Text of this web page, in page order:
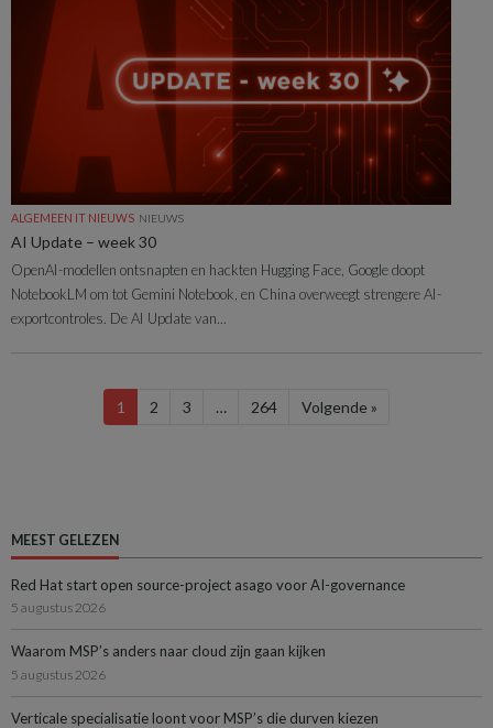
ALGEMEEN IT NIEUWS NIEUWS
AI Update – week 30
OpenAI-modellen ontsnapten en hackten Hugging Face, Google doopt
NotebookLM om tot Gemini Notebook, en China overweegt strengere AI-
exportcontroles. De AI Update van...
1 2 3 … 264 Volgende »
MEEST GELEZEN
Red Hat start open source-project asago voor AI-governance
5 augustus 2026
Waarom MSP’s anders naar cloud zijn gaan kijken
5 augustus 2026
Verticale specialisatie loont voor MSP’s die durven kiezen